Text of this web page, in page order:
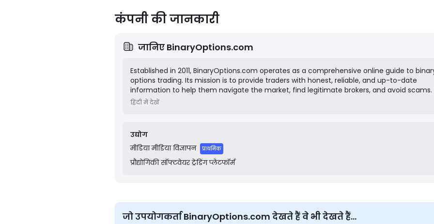
कंपनी की जानकारी
जानिए BinaryOptions.com
Established in 2011, BinaryOptions.com operates as a comprehensive online guide to
options trading. Its mission is to provide traders with honest, reliable, and up-to-date
information to help them navigate the market, find legitimate brokers, and avoid scams.
company does not offer brokerage services or handle client funds; instead, it functions as
हिंदी में देखें
उद्योग
मीडिया मीडिया विज्ञापन प्राथमिक
प्रौद्योगिकी सॉफ्टवेयर ट्रेडिंग प्लेटफॉर्म
जो उपयोगकर्ता BinaryOptions.com देखते हैं वे भी देखते हैं...